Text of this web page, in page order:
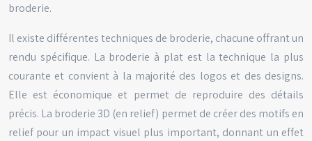
broderie.
Il existe différentes techniques de broderie, chacune offrant un
rendu spécifique. La broderie à plat est la technique la plus
courante et convient à la majorité des logos et des designs.
Elle est économique et permet de reproduire des détails
précis. La broderie 3D (en relief) permet de créer des motifs en
relief pour un impact visuel plus important, donnant un effet